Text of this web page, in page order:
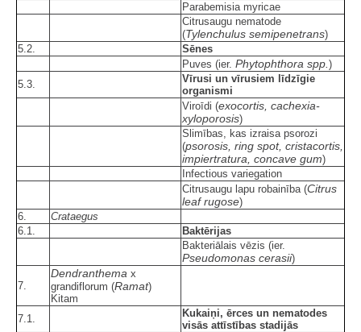
Parabemisia myricae
Citrusaugu nematode
(Tylenchulus semipenetrans)
5.2.
Sēnes
Puves (ier. Phytophthora spp. )
5.3.
Vīrusi un vīrusiem līdzīgie
organismi
Viroīdi (exocortis, cachexia-
xyloporosis)
Slimības, kas izraisa psorozi
(psorosis, ring spot, cristacortis,
impiertratura, concave gum)
Infectious variegation
Citrusaugu lapu robainība (Citrus
leaf rugose)
6.
Crataegus
6.1.
Baktērijas
Bakteriālais vēzis (ier.
Pseudomonas cerasii)
7.
Dendranthema x
grandiflorum (Ramat)
Kitam
7.1.
Kukaiņi, ērces un nematodes
visās attīstības stadijās